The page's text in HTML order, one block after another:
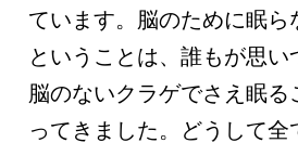
ています。脳のために眠ら
ということは、誰もが思い
脳のないクラゲでさえ眠る
ってきました。どうして全